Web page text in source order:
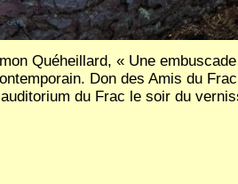
Quéheillard, « Une
Don des Amis du
du Frac le soir du